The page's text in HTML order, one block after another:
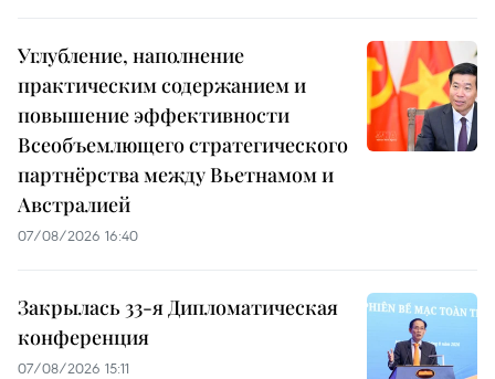
Углубление, наполнение
практическим содержанием и
повышение эффективности
Всеобъемлющего стратегического
партнёрства между Вьетнамом и
Австралией
07/08/2026 16:40
Закрылась 33-я Дипломатическая
конференция
07/08/2026 15:11